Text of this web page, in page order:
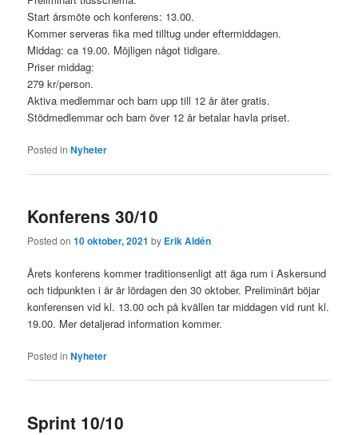
Start årsmöte och konferens: 13.00.
Kommer serveras fika med tilltug under eftermiddagen.
Middag: ca 19.00. Möjligen något tidigare.
Priser middag:
279 kr/person.
Aktiva medlemmar och barn upp till 12 år äter gratis.
Stödmedlemmar och barn över 12 år betalar havla priset.
Posted in Nyheter
Konferens 30/10
Posted on10 oktober, 2021 by Erik Aldén
Årets konferens kommer traditionsenligt att äga rum i Askersund
och tidpunkten i år är lördagen den 30 oktober. Preliminärt böjar
konferensen vid kl. 13.00 och på kvällen tar middagen vid runt kl.
19.00. Mer detaljerad information kommer.
Posted in Nyheter
Sprint 10/10